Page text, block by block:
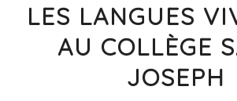
LES LANGUES
AU COLLÈGE
JOSEPH